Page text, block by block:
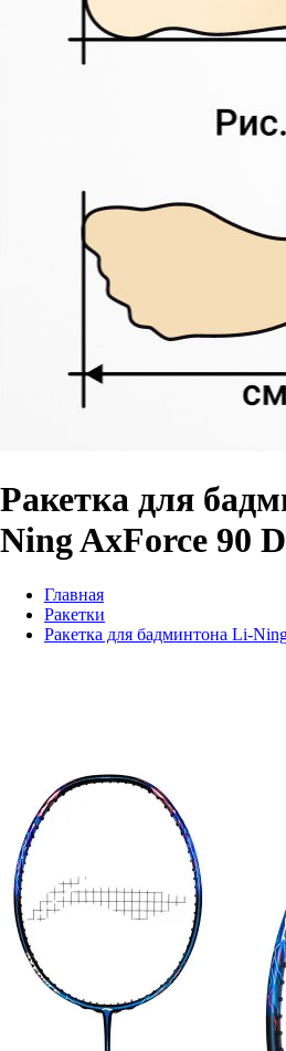
Ракетка для
Ning AxForce 90
Главная
Ракетки
Ракетка для бадминтона Li-